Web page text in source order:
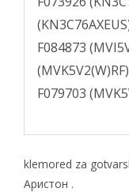
klemored za
Аристон .